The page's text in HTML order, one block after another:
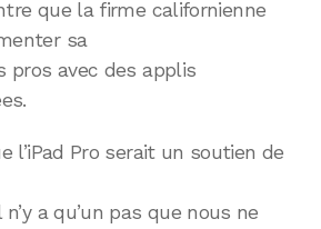
que la firme californienne
sa
pros avec des applis
l’iPad Pro serait un soutien de
a qu’un pas que nous ne